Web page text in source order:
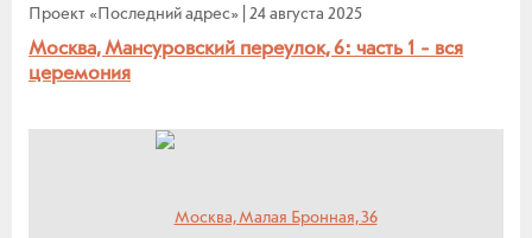
Проект «Последний адрес» 24 августа 2025
Москва, Мансуровский переулок, 6: часть 1 - вся
церемония